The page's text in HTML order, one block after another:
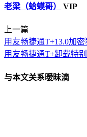
老梁（蛤蟆哥） VIP
上一篇
用友畅捷通T+13.0加
用友畅捷通T+卸载特
与本文关系暧昧滴